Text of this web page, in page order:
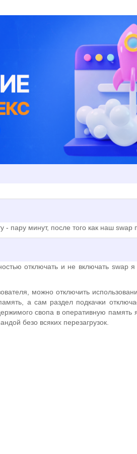
то использует много ОЗУ,
с несколькими сайтами, а то и с
база. Хотя и с mysql есть
команда, введённая от
пару минут, после того как наш swap
отключать и не включать swap
можно отключить
а сам раздел подкачки
свопа в оперативную память
безо всяких перезагрузок.